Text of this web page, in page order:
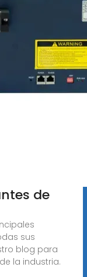
de
sus
blog para
la industria.